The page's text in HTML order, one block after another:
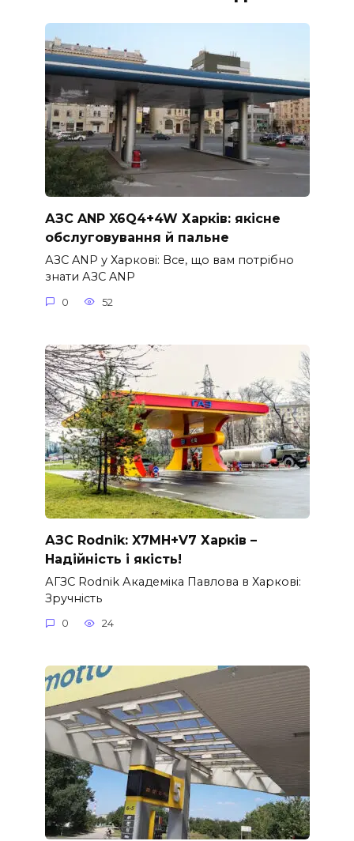
АЗС ANP X6Q4+4W Харків: якісне
обслуговування й пальне
АЗС ANP у Харкові: Все, що вам потрібно
знати АЗС ANP
0 52
АЗС Rodnik: X7MH+V7 Харків –
Надійність і якість!
АГЗС Rodnik Академіка Павлова в Харкові:
Зручність
0 24